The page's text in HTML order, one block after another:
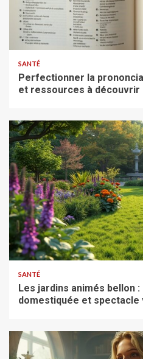
SANTÉ
Perfectionner la
et ressources à découvrir
SANTÉ
Les jardins animés bellon
domestiquée et spectacle